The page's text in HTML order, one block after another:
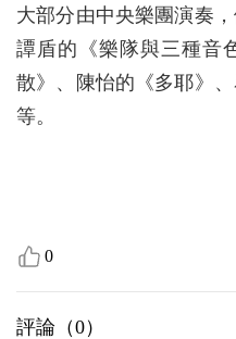
大部分由中央樂團演奏
譚盾的《樂隊與三種音
散》、陳怡的《多耶》
等。
0
評論（0）